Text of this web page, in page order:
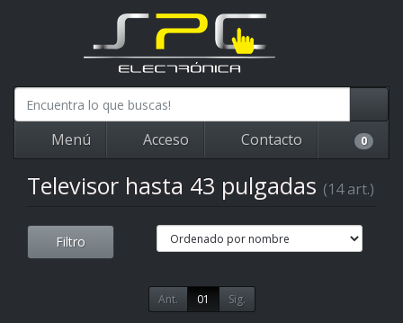
Menú Acceso Contacto 0
Televisor hasta 43 pulgadas (14 art.)
Filtro
Ant. 01 Sig.